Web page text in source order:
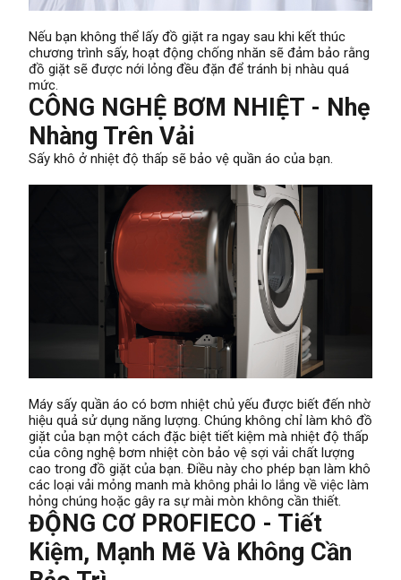
Nếu bạn không thể lấy đồ giặt ra ngay sau khi kết thúc
chương trình sấy, hoạt động chống nhăn sẽ đảm bảo rằng
đồ giặt sẽ được nới lỏng đều đặn để tránh bị nhàu quá
mức.
CÔNG NGHỆ BƠM NHIỆT - Nhẹ
Nhàng Trên Vải
Sấy khô ở nhiệt độ thấp sẽ bảo vệ quần áo của bạn.
Máy sấy quần áo có bơm nhiệt chủ yếu được biết đến nhờ
hiệu quả sử dụng năng lượng. Chúng không chỉ làm khô đồ
giặt của bạn một cách đặc biệt tiết kiệm mà nhiệt độ thấp
của công nghệ bơm nhiệt còn bảo vệ sợi vải chất lượng
cao trong đồ giặt của bạn. Điều này cho phép bạn làm khô
các loại vải mỏng manh mà không phải lo lắng về việc làm
hỏng chúng hoặc gây ra sự mài mòn không cần thiết.
ĐỘNG CƠ PROFIECO - Tiết
Kiệm, Mạnh Mẽ Và Không Cần